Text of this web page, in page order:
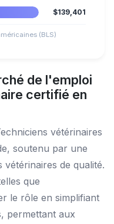
$139,401
(BLS)
de l'emploi
certifié en
vétérinaires
soutenu par une
vétérinaires de qualité.
que
le rôle en simplifiant
permettant aux